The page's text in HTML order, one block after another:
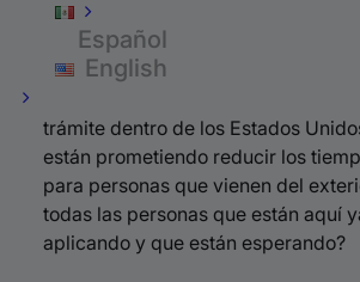
Español
English
estado adelantando.
…¿Pero qué tal las aprobaciones de
trámite dentro de los Estados
están prometiendo reducir los
para personas que vienen del
todas las personas que están aquí
aplicando y que están esperando?